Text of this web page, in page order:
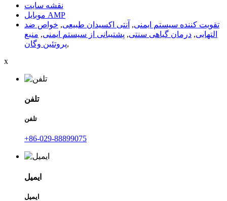
نقشه سایت
موبایل AMP
تقویت کننده سیستم ایمنی, آنتی اکسیدان طبیعی, خواص ضد
التهابی, درمان گیاهی سنتی, پشتیبانی از سیستم ایمنی, منبع
پروتئین وگان,
x
تلفن
تلفن
‎+86-029-88899075‎
ایمیل
ایمیل